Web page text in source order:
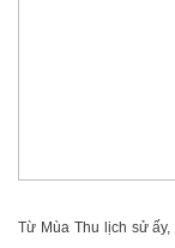
Từ Mùa Thu lịch sử